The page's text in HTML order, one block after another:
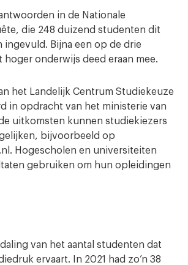
in de Nationale
die 248 duizend studenten dit
ingevuld. Bijna een op de drie
onderwijs deed eraan mee.
het Landelijk Centrum Studiekeuze
in opdracht van het ministerie van
uitkomsten kunnen studiekiezers
bijvoorbeeld op
Hogescholen en universiteiten
gebruiken om hun opleidingen
van het aantal studenten dat
ervaart. In 2021 had zo’n 38